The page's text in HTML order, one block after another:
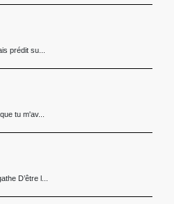
prédit su...
tu m'av...
D’être l...